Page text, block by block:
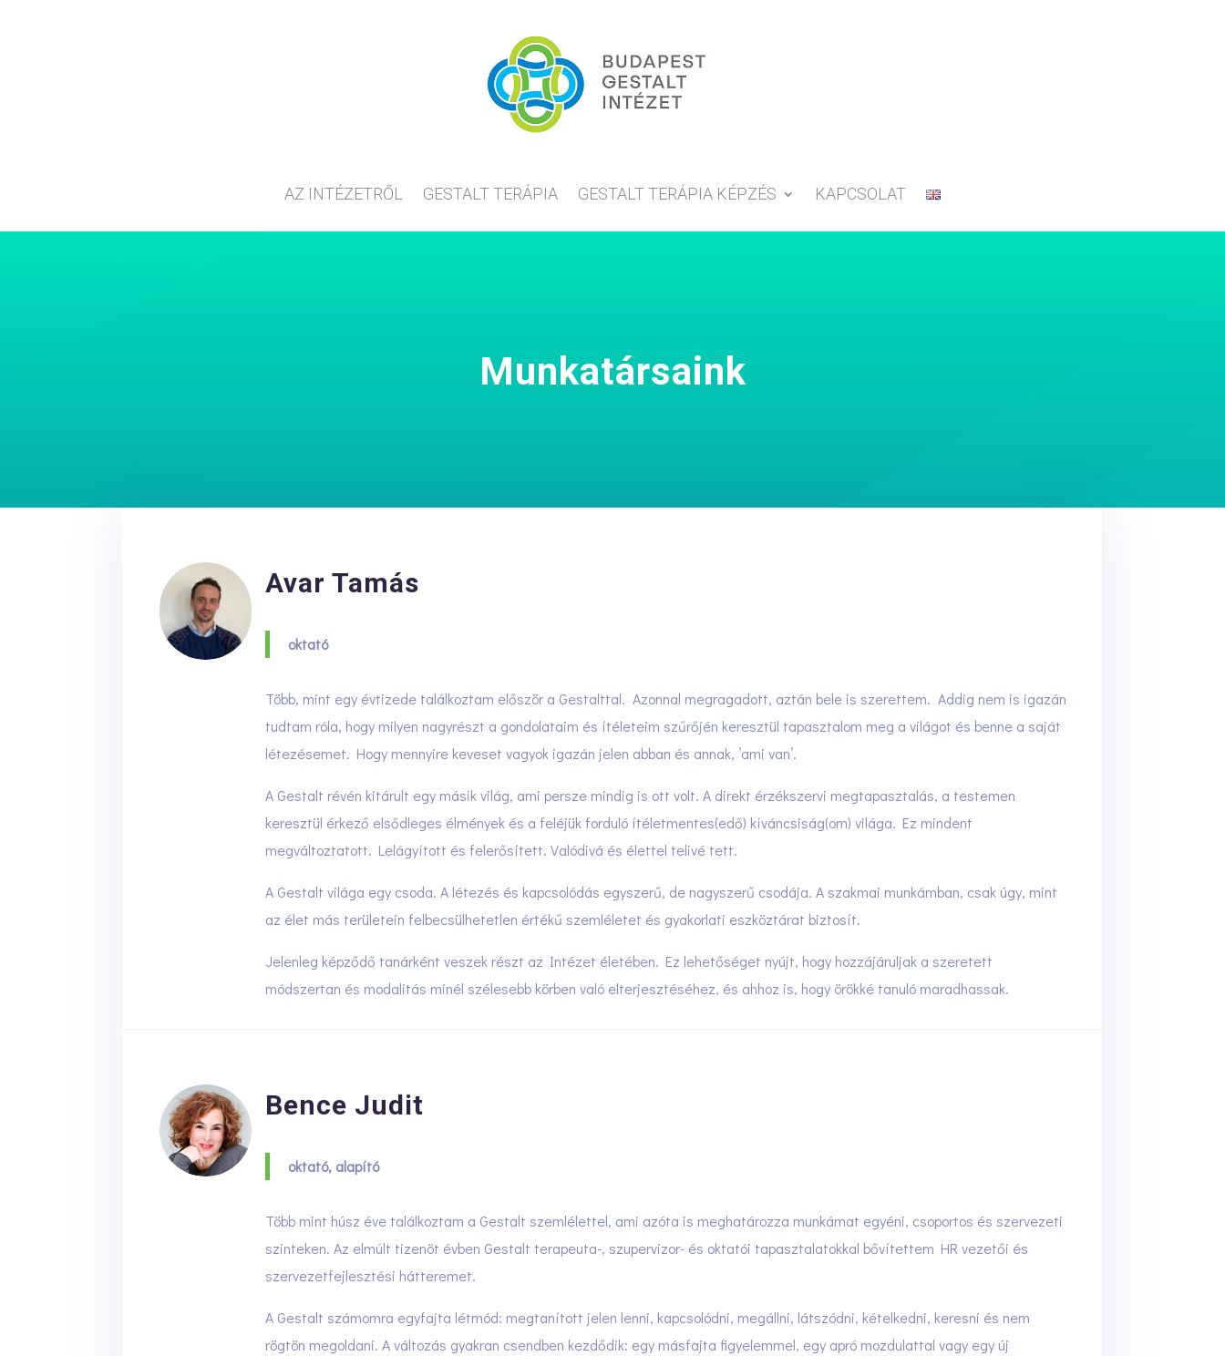
AZ INTÉZETRŐL GESTALT TERÁPIA GESTALT TERÁPIA KÉPZÉS KAPCSOLAT
Munkatársaink
Avar Tamás
oktató
Több, mint egy évtizede találkoztam először a Gestalttal. Azonnal megragadott, aztán bele is szerettem. Addig nem is igazán
tudtam róla, hogy milyen nagyrészt a gondolataim és ítéleteim szűrőjén keresztül tapasztalom meg a világot és benne a saját
létezésemet. Hogy mennyire keveset vagyok igazán jelen abban és annak, ’ami van’.
A Gestalt révén kitárult egy másik világ, ami persze mindig is ott volt. A direkt érzékszervi megtapasztalás, a testemen
keresztül érkező elsődleges élmények és a feléjük forduló ítéletmentes(edő) kíváncsiság(om) világa. Ez mindent
megváltoztatott. Lelágyított és felerősített. Valódivá és élettel telivé tett.
A Gestalt világa egy csoda. A létezés és kapcsolódás egyszerű, de nagyszerű csodája. A szakmai munkámban, csak úgy, mint
az élet más területein felbecsülhetetlen értékű szemléletet és gyakorlati eszköztárat biztosít.
Jelenleg képződő tanárként veszek részt az Intézet életében. Ez lehetőséget nyújt, hogy hozzájáruljak a szeretett
módszertan és modalitás minél szélesebb körben való elterjesztéséhez, és ahhoz is, hogy örökké tanuló maradhassak.
Bence Judit
oktató, alapító
Több mint húsz éve találkoztam a Gestalt szemlélettel, ami azóta is meghatározza munkámat egyéni, csoportos és szervezeti
szinteken. Az elmúlt tizenöt évben Gestalt terapeuta-, szupervizor- és oktatói tapasztalatokkal bővítettem HR vezetői és
szervezetfejlesztési hátteremet.
A Gestalt számomra egyfajta létmód: megtanított jelen lenni, kapcsolódni, megállni, látszódni, kételkedni, keresni és nem
rögtön megoldani. A változás gyakran csendben kezdődik: egy másfajta figyelemmel, egy apró mozdulattal vagy egy új